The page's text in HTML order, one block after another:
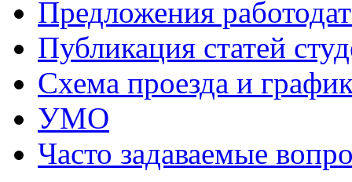
Предложения
Публикация статей
Схема проезда и
УМО
Часто задаваемые